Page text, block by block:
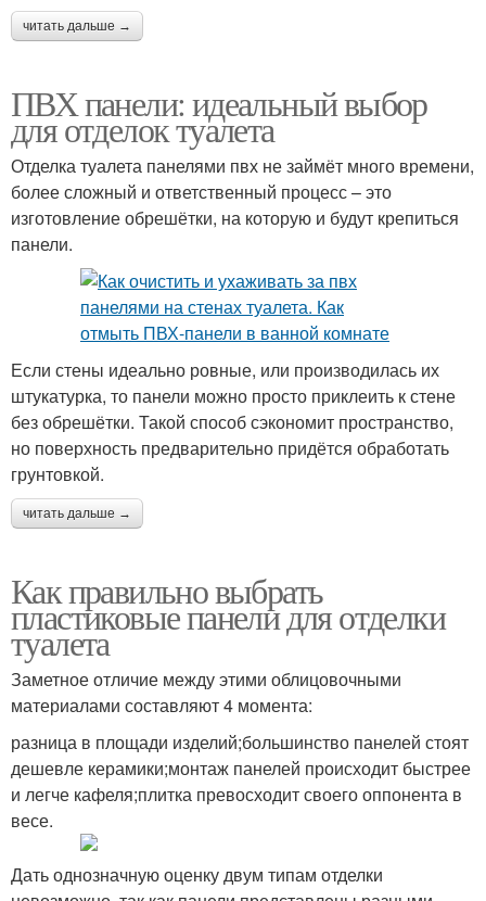
читать дальше →
ПВХ панели: идеальный выбор
для отделок туалета
Отделка туалета панелями пвх не займёт много времени,
более сложный и ответственный процесс – это
изготовление обрешётки, на которую и будут крепиться
панели.
Если стены идеально ровные, или производилась их
штукатурка, то панели можно просто приклеить к стене
без обрешётки. Такой способ сэкономит пространство,
но поверхность предварительно придётся обработать
грунтовкой.
читать дальше →
Как правильно выбрать
пластиковые панели для отделки
туалета
Заметное отличие между этими облицовочными
материалами составляют 4 момента:
разница в площади изделий;большинство панелей стоят
дешевле керамики;монтаж панелей происходит быстрее
и легче кафеля;плитка превосходит своего оппонента в
весе.
Дать однозначную оценку двум типам отделки